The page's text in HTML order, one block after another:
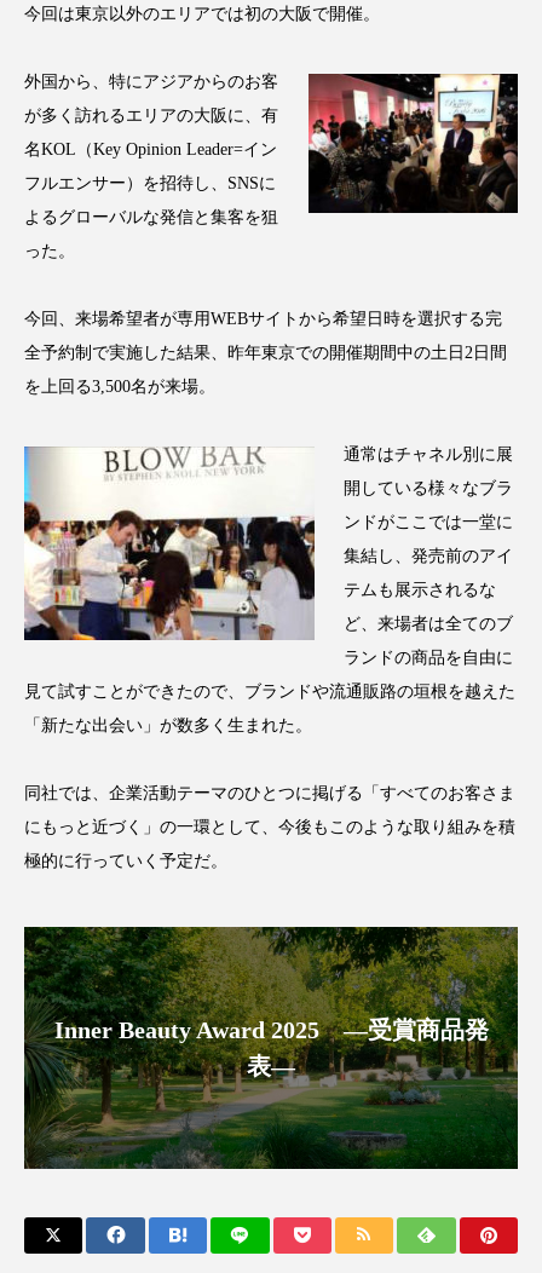
カウンセラー カウンセリング
カカイオイル ガジェット キーワード
クレンジング
クローズアップ ケーススタディ
コグニティブヘルス
コネクテッド・ビューティ コミュニケーション
コルチゾール サステナビリティ
サロンクレンジング サロン戦略
サロン経営 サロン連略
スカルプ クレンジング 頻度 スカルプケア
スキンケアルーティン
スマートリング セーフプレイス セラミド
ソーシャルウェルネス ソーシャルコマース
タンパク質 ディープクレンジング
デジタルデトックス デトックス
ドライヤー 温度 髪 ダメージ ナイアシンアミド
パーソナライズ バーチャルメイク
今回は東京以外のエリアでは初の大阪で開催。
外国から、特にアジアからのお客
が多く訪れるエリアの大阪に、有
名KOL（Key Opinion Leader=イン
フルエンサー）を招待し、SNSに
よるグローバルな発信と集客を狙
った。
今回、来場希望者が専用WEBサイトから希望日時を選択する完
全予約制で実施した結果、昨年東京での開催期間中の土日2日間
を上回る3,500名が来場。
通常はチャネル別に展
開している様々なブラ
ンドがここでは一堂に
集結し、発売前のアイ
テムも展示されるな
ど、来場者は全てのブ
ランドの商品を自由に
見て試すことができたので、ブランドや流通販路の垣根を越えた
「新たな出会い」が数多く生まれた。
同社では、企業活動テーマのひとつに掲げる「すべてのお客さま
にもっと近づく」の一環として、今後もこのような取り組みを積
極的に行っていく予定だ。
Inner Beauty Award 2025 ―受賞商品発
表―